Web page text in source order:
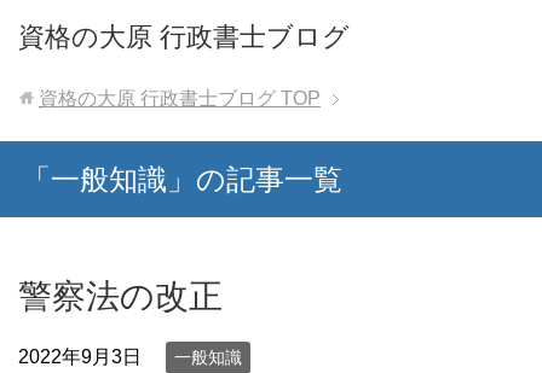
資格の大原 行政書士ブログ
資格の大原 行政書士ブログ TOP
「一般知識」の記事一覧
警察法の改正
2022年9月3日 一般知識